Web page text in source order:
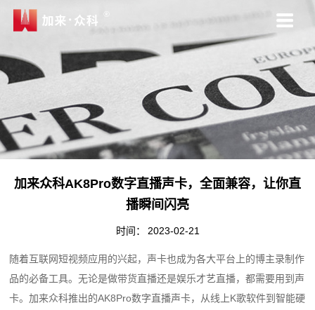
加来众科AK8Pro数字直播声卡，全面兼容，让你直
播瞬间闪亮
时间： 2023-02-21
随着互联网短视频应用的兴起，声卡也成为各大平台上的博主录制作
品的必备工具。无论是做带货直播还是娱乐才艺直播，都需要用到声
卡。加来众科推出的AK8Pro数字直播声卡，从线上K歌软件到智能硬